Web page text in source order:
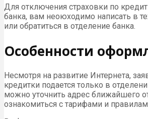
Для отключения страховки по
банка, вам неоюходимо написать в
или обратиться в отделение банка.
Особенности
Несмотря на развитие Интернета,
кредитки подается только в
можно уточнить адрес ближайшего
ознакомиться с тарифами и